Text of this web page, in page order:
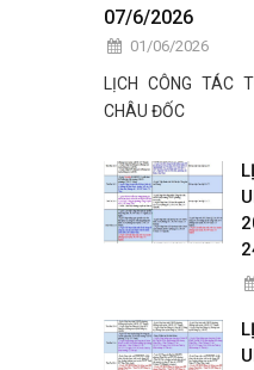
07/6/2026
01/06/2026
LỊCH CÔNG TÁC
CHÂU ĐỐC